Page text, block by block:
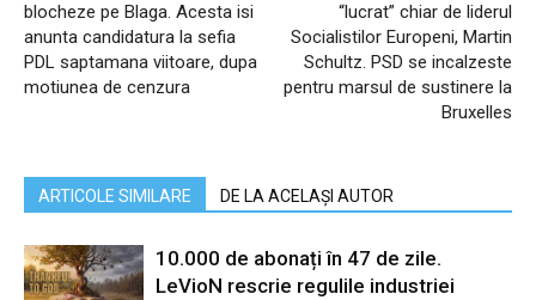
blocheze pe Blaga. Acesta isi
anunta candidatura la sefia
PDL saptamana viitoare, dupa
motiunea de cenzura
“lucrat” chiar de liderul
Socialistilor Europeni, Martin
Schultz. PSD se incalzeste
pentru marsul de sustinere la
Bruxelles
ARTICOLE SIMILARE DE LA ACELAȘI AUTOR
10.000 de abonați în 47 de zile.
LeVioN rescrie regulile industriei